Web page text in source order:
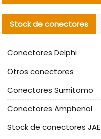
Stock de conectores
Conectores Delphi
Otros conectores
Conectores Sumitomo
Conectores Amphenol
Stock de conectores JAE